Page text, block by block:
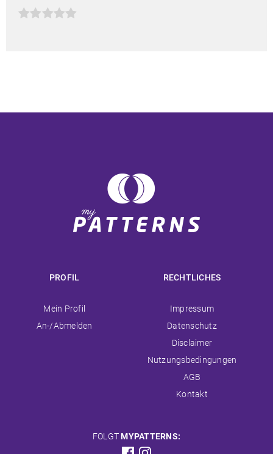
PROFIL
Navigation
überspringen
Mein Profil
An-/Abmelden
RECHTLICHES
Navigation
überspringen
Impressum
Datenschutz
Disclaimer
Nutzungsbedingungen
AGB
Kontakt
FOLGT MYPATTERNS: